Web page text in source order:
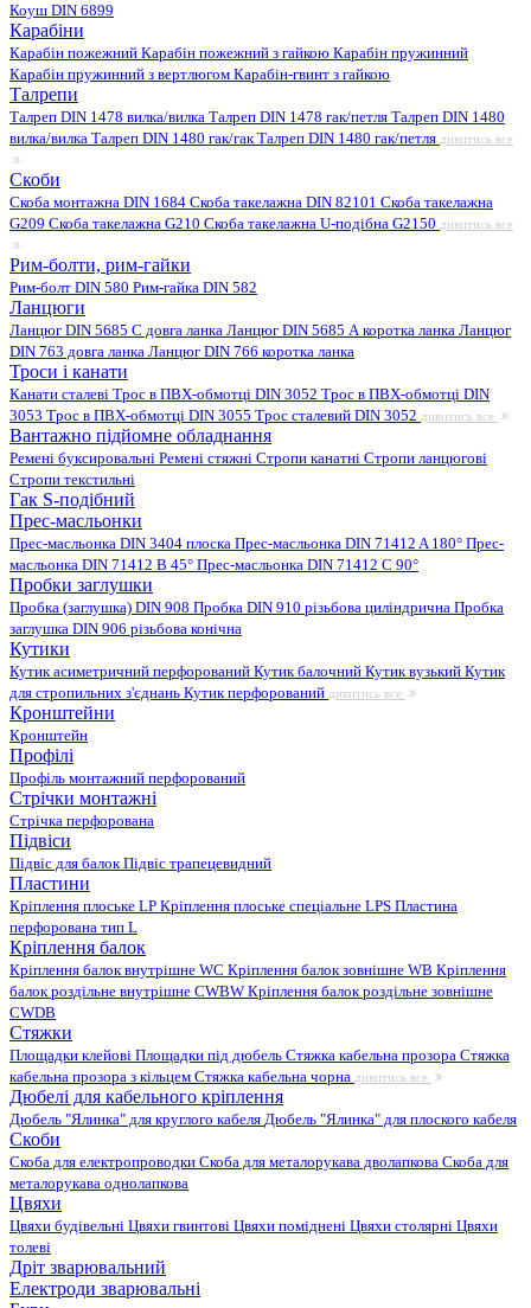
Коуш DIN 6899
Карабіни
Карабін пожежний Карабін пожежний з гайкою Карабін пружинний
Карабін пружинний з вертлюгом Карабін-гвинт з гайкою
Талрепи
Талреп DIN 1478 вилка/вилка Талреп DIN 1478 гак/петля Талреп DIN 1480
вилка/вилка Талреп DIN 1480 гак/гакТалреп DIN 1480 гак/петля дивитись все
Скоби
Скоба монтажна DIN 1684 Скоба такелажна DIN 82101 Скоба такелажна
G209 Скоба такелажна G210 Скоба такелажна U-подібна G2150 дивитись все
Рим-болти, рим-гайки
Рим-болт DIN 580 Рим-гайка DIN 582
Ланцюги
Ланцюг DIN 5685 C довга ланка Ланцюг DIN 5685 А коротка ланка Ланцюг
DIN 763 довга ланка Ланцюг DIN 766 коротка ланка
Троси і канати
Канати сталеві Трос в ПВХ-обмотці DIN 3052 Трос в ПВХ-обмотці DIN
3053 Трос в ПВХ-обмотці DIN 3055 Трос сталевий DIN 3052 дивитись все
Вантажно підйомне обладнання
Ремені буксировальні Ремені стяжні Стропи канатні Стропи ланцюгові
Стропи текстильні
Гак S-подібний
Прес-масльонки
Прес-масльонка DIN 3404 плоска Прес-масльонка DIN 71412 A 180° Прес-
масльонка DIN 71412 B 45° Прес-масльонка DIN 71412 C 90°
Пробки заглушки
Пробка (заглушка) DIN 908 Пробка DIN 910 різьбова циліндрична Пробка
заглушка DIN 906 різьбова конічна
Кутики
Кутик асиметричний перфорований Кутик балочний Кутик вузький Кутик
для стропильних з'єднань Кутик перфорований дивитись все
Кронштейни
Кронштейн
Профілі
Профіль монтажний перфорований
Стрічки монтажні
Стрічка перфорована
Підвіси
Підвіс для балокПідвіс трапецевидний
Пластини
Кріплення плоське LP Кріплення плоське спеціальне LPS Пластина
перфорована тип L
Кріплення балок
Кріплення балок внутрішне WC Кріплення балок зовнішне WB Кріплення
балок роздільне внутрішне CWBW Кріплення балок роздільне зовнішне
CWDB
Стяжки
Площадки клейові Площадки під дюбель Стяжка кабельна прозора Стяжка
кабельна прозора з кільцем Стяжка кабельна чорна дивитись все
Дюбелі для кабельного кріплення
Дюбель "Ялинка" для круглого кабеля Дюбель "Ялинка" для плоского кабеля
Скоби
Скоба для електропроводки Скоба для металорукава дволапкова Скоба для
металорукава однолапкова
Цвяхи
Цвяхи будівельні Цвяхи гвинтові Цвяхи поміднені Цвяхи столярні Цвяхи
толеві
Дріт зварювальний
Електроди зварювальні